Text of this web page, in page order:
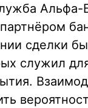
Альфа-
сделки
служил